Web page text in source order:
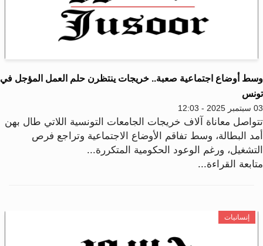
أوضاع اجتماعية صعبة.. خريجات ينتظرن حلم العمل المؤجل في
- 12:03
معاناة آلاف خريجات الجامعات التونسية اللاتي طال بهن
البطالة، وسط تفاقم الأوضاع الاجتماعية وتراجع فرص
ورغم الوعود الحكومية المتكررة...
القراءة...
إنسانيات